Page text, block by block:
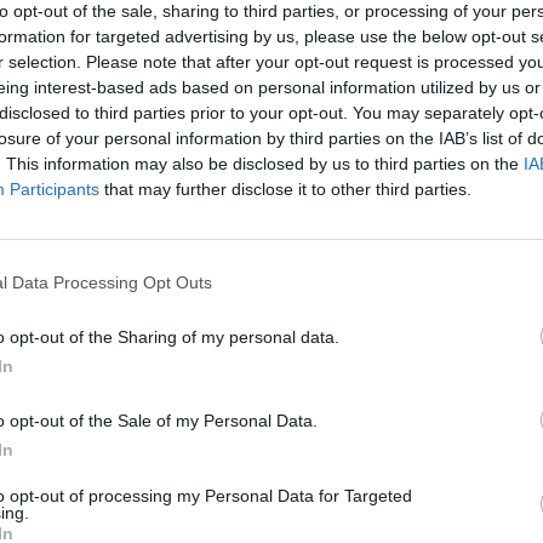
opt-out of the sale, sharing to third parties, or processing of your
for targeted advertising by us, please use the below opt-out
selection. Please note that after your opt-out request is processed
interest-based ads based on personal information utilized by us
to third parties prior to your opt-out. You may separately
of your personal information by third parties on the IAB’s list of
This information may also be disclosed by us to third parties on the
Participants that may further disclose it to other third parties.
Data Processing Opt Outs
opt-out of the Sharing of my personal data.
opt-out of the Sale of my Personal Data.
opt-out of processing my Personal Data for Targeted
su Michael Schumacher, con un
sette decimi che la dice lunga sulle
sette volte campione del mondo nel
la competitività dopo i tre anni di stop.
si è piazzato quarto subito alle spalle di
solo nono dietro anche alla
Quinto e sesto posto per le
lunghi rettilinei cinesi grazie al sistema
«F-duct» che gli altri team stanno
imitare, ma dopo aver primeggiato nel Q1
dovute accontentare della terza fila.
di strategia di Sepang, la Ferrari ha
prudente mandando
in pista i due piloti già nella prima
Alonso e Massa hanno subito fatto
tempi potendo così risparmiare un
per le fasi più calde delle qualifiche.
poi sfruttato solo dallo spagnolo:
Rudy Giuliani a Come States?